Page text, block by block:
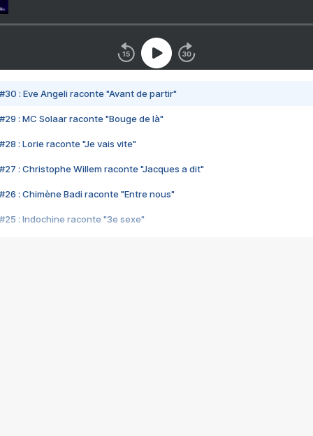
#30 : Eve Angeli raconte "Avant de partir"
#29 : MC Solaar raconte "Bouge de là"
#28 : Lorie raconte "Je vais vite"
#27 : Christophe Willem raconte "Jacques a dit"
#26 : Chimène Badi raconte "Entre nous"
#25 : Indochine raconte "3e sexe"